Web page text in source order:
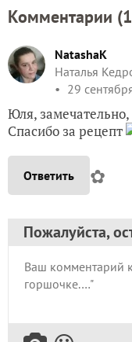
Комментарии (1
NatashaK
Наталья
29
Юля,
Спасибо за рецепт
Ответить ✿
Пожалуйста,